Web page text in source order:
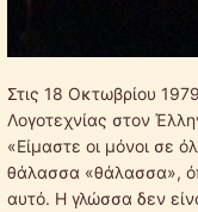
Στις 18 Οκτωβρίου
Λογοτεχνίας στον
«Είμαστε οι μόνοι σε
θάλασσα «θάλασσα»,
αυτό. Η γλώσσα δεν